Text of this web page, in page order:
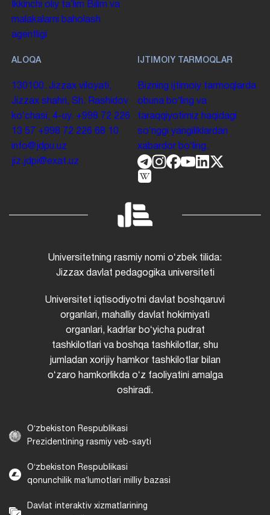
Ikkinchi oliy taʼlim Bilim va
malakalarni baholash
agentligi
ALOQA
130100. Jizzax viloyati,
Jizzax shahri, Sh. Rashidov
koʻchasi, 4-uy. +998 72 226
13 57 +998 72 226 68 10
info@jdpu.uz
jiz.jdpi@exat.uz
IJTIMOIY TARMOQLAR
Bizning ijtimoiy tarmoqlarda
obuna boʻling va
taraqqiyotimiz haqidagi
soʻnggi yangiliklardan
xabardor boʻling.
Universitetning rasmiy nomi oʻzbek tilida:
Jizzax davlat pedagogika universiteti
Universitet iqtisodiyotni davlat boshqaruvi
organlari, mahalliy davlat hokimiyati
organlari, kadrlar boʻyicha pudrat
tashkilotlari va boshqa tashkilotlar, shu
jumladan xorijiy hamkor tashkilotlar bilan
oʻzaro hamkorlikda oʻz faoliyatini amalga
oshiradi.
Oʻzbekiston Respublikasi
Prezidentining rasmiy veb-sayti
Oʻzbekiston Respublikasi
qonunchilik maʼlumotlari milliy bazasi
Davlat interaktiv xizmatlarining